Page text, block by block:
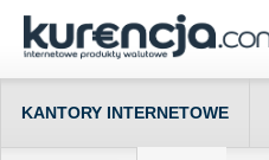
KANTORY INTERNETOWE